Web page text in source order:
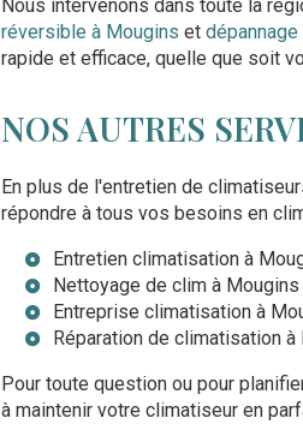
Nous intervenons dans toute la
réversible à Mougins et
rapide et efficace, quelle que soit
NOS AUTRES
En plus de l'entretien de
répondre à tous vos besoins en
Entretien climatisation à
Nettoyage de clim à Mougins
Entreprise climatisation à
Réparation de climatisation à
Pour toute question ou pour
à maintenir votre climatiseur en